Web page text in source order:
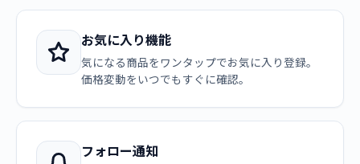
お気に入り機能
気になる商品をワンタップでお気に入り登録。
価格変動をいつでもすぐに確認。
フォロー通知